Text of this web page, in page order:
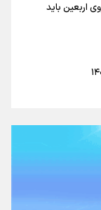
زیارتی
سفر پیاده روی اربعین باید